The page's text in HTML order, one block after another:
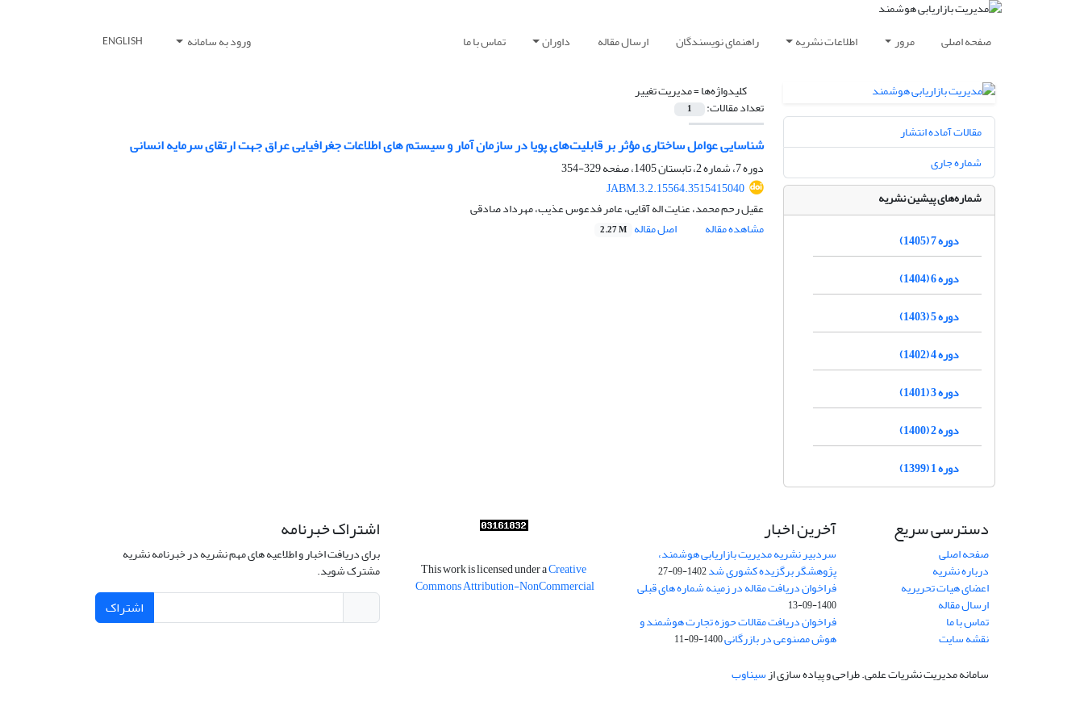
صفحه اصلی مرور اطلاعات نشریه راهنمای نویسندگان ارسال مقاله داوران تماس با ما ورود به سامانه ENGLISH
کلیدواژه‌ها =مدیریت تغییر
تعداد مقالات: 1
شناسایی عوامل ساختاری مؤثر بر قابلیت‌های پویا در سازمان آمار و سیستم های اطلاعات جغرافیایی عراق جهت ارتقای سرمایه انسانی
دوره 7، شماره 2، تابستان 1405، صفحه
329-354
JABM.3.2.15564.3515415040
عقیل رحم محمد، عنایت اله آقایی، عامر فدعوس عذیب، مهرداد صادقی
مشاهده مقاله
اصل مقاله 2.27 M
مقالات آماده انتشار
شماره جاری
شماره‌های پیشین نشریه
دوره 7 (1405)
دوره 6 (1404)
دوره 5 (1403)
دوره 4 (1402)
دوره 3 (1401)
دوره 2 (1400)
دوره 1 (1399)
دسترسی سریع
صفحه اصلی
درباره نشریه
اعضای هیات تحریریه
ارسال مقاله
تماس با ما
نقشه سایت
آخرین اخبار
سردبیر نشریه مدیریت بازاریابی هوشمند،
پژوهشگر برگزیده کشوری شد1402-09-27
فراخوان دریافت مقاله در زمینه شماره های قبلی
1400-09-13
فراخوان دریافت مقالات حوزه تجارت هوشمند و
هوش مصنوعی در بازرگانی1400-09-11
This work is licensed under aCreative
Commons Attribution-NonCommercial
اشتراک خبرنامه
برای دریافت اخبار و اطلاعیه های مهم نشریه در خبرنامه نشریه
مشترک شوید.
اشتراک
سامانه مدیریت نشریات علمی.طراحی و پیاده سازی ازسیناوب